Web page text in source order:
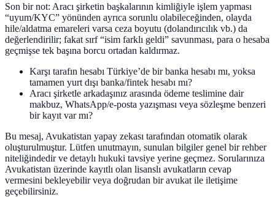
Son bir not: Aracı şirketin başkalarının kimliğiyle işlem yapması
“uyum/KYC” yönünden ayrıca sorunlu olabileceğinden, olayda
hile/aldatma emareleri varsa ceza boyutu (dolandırıcılık vb.) da
değerlendirilir; fakat sırf “isim farklı geldi” savunması, para o hesaba
geçmişse tek başına borcu ortadan kaldırmaz.
Karşı tarafın hesabı Türkiye’de bir banka hesabı mı, yoksa
tamamen yurt dışı banka/fintek hesabı mı?
Aracı şirketle arkadaşınız arasında ödeme teslimine dair
makbuz, WhatsApp/e-posta yazışması veya sözleşme benzeri
bir kayıt var mı?
Bu mesaj, Avukatistan yapay zekası tarafından otomatik olarak
oluşturulmuştur. Lütfen unutmayın, sunulan bilgiler genel bir rehber
niteliğindedir ve detaylı hukuki tavsiye yerine geçmez. Sorularınıza
Avukatistan üzerinde kayıtlı olan lisanslı avukatların cevap
vermesini bekleyebilir veya doğrudan bir avukat ile iletişime
geçebilirsiniz.